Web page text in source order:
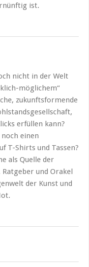
ist.
nicht in der Welt
möglichem“
zukunftsformende
erfüllen kann?
einen
T-Shirts und Tassen?
als Quelle der
und Orakel
der Kunst und